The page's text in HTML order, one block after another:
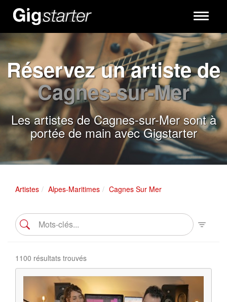
Toggle
Réservez un artiste de
Cagnes-sur-Mer
Les artistes de Cagnes-sur-Mer sont à
portée de main avec Gigstarter
Artistes Alpes-Maritimes Cagnes Sur Mer
1100 résultats trouvés